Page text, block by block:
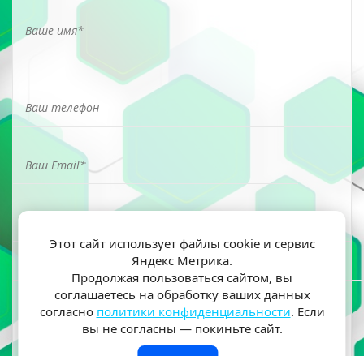
Я ознакомлен(а) и согласен(на) на обработку моих
персональных данных согласно политики
конфиденциальности
Этот сайт использует файлы cookie и сервис
Яндекс Метрика.
Продолжая пользоваться сайтом, вы
соглашаетесь на обработку ваших данных
согласно политики конфиденциальности. Если
вы не согласны — покиньте сайт.